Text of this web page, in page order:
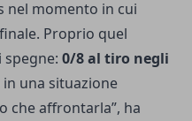
nel momento in cui
Proprio quel
spegne: 0/8 al tiro negli
in una situazione
che affrontarla”, ha